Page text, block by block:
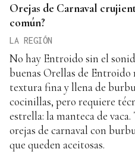
Orejas de Carnaval
común?
LA REGIÓN
No hay Entroido sin el
buenas Orellas de Entroido
textura fina y llena de
cocinillas, pero requiere
estrella: la manteca de
orejas de carnaval con
que queden aceitosas.